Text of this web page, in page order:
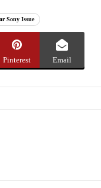
Sony Issue
Pinterest Email